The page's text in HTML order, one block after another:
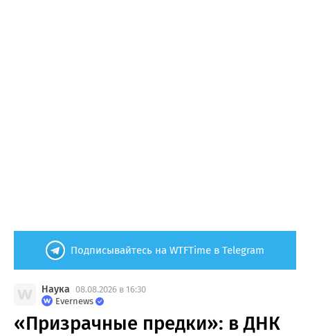
Подписывайтесь на WTFTime в Telegram
Наука 08.08.2026 в 16:30
Evernews
«Призрачные предки»: в ДНК